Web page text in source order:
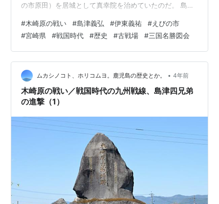
の市原田）を居城として真幸院を治めていたのだ。 島津
城跡 首塚と太刀洗川 元巣塚 島津氏と伊東氏の決戦の地
日向国に大きな勢力を持つ伊東義祐（いとうよしすけ）
も真幸院の支配を目指していた。伊東氏は真幸院の三山
城（みつやまじょう、さんのやまじょう、宮崎県小林
市）を前線基地とし、たびたび軍事行動を起こしてい
た。 元亀3年（1572年）5月4…
#木崎原の戦い #島津義弘 #伊東義祐 #えびの市
#宮崎県 #戦国時代 #歴史 #古戦場 #三国名勝図会
ムカシノコト、ホリコムヨ。鹿児島の歴史とか。 • 4年前
木崎原の戦い／戦国時代の九州戦線、島津四兄弟
の進撃（1）